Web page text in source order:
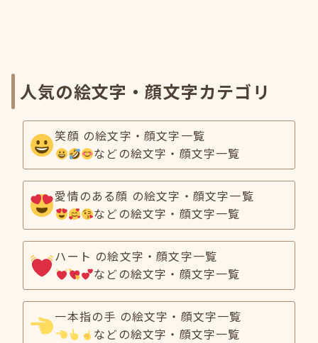
人気の絵文字・顔文字カテゴリ
笑顔 の絵文字・顔文字一覧
などの絵文字・顔文字一覧
愛情のある顔 の絵文字・顔文字一覧
などの絵文字・顔文字一覧
ハート の絵文字・顔文字一覧
などの絵文字・顔文字一覧
一本指の手 の絵文字・顔文字一覧
などの絵文字・顔文字一覧